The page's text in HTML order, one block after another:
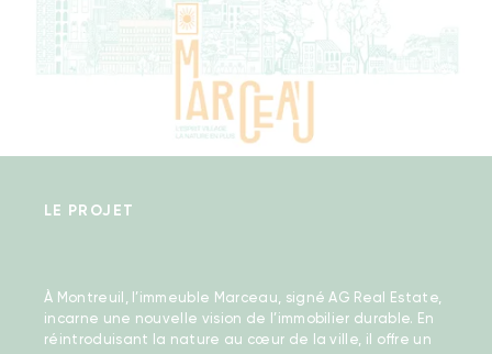
LE PROJET
À Montreuil, l’immeuble Marceau, signé AG Real Estate,
incarne une nouvelle vision de l’immobilier durable. En
réintroduisant la nature au cœur de la ville, il offre un